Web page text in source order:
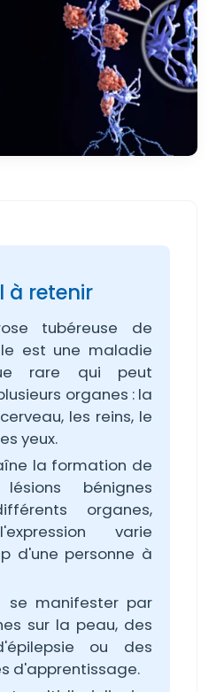
à retenir
tubéreuse de
est une maladie
rare qui peut
organes : la
les reins, le
yeux.
la formation de
bénignes
organes,
varie
d'une personne à
se manifester par
sur la peau, des
ou des
d'apprentissage.